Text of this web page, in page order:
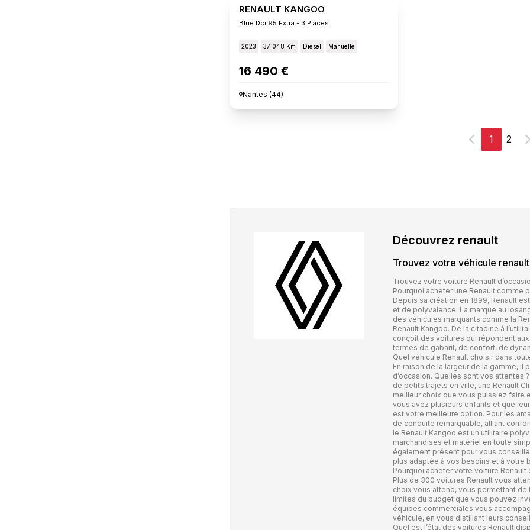
RENAULT KANGOO
Blue Dci 95 Extra - 3 Places
2023 37 048 Km Diesel Manuelle
16 490 €
Nantes (44)
Précédent
1 2
Découvrez renault
Trouvez votre véhicule renault
Trouvez votre voiture Renault
Pourquoi acheter une Renault comme
Depuis sa création en 1899, Renault
et de polyvalence. La marque au
des véhicules marquants comme la
Renault Kangoo. De la citadine à
conçoit des voitures qui répondent
termes de gabarit, de confort, de
Quel véhicule Renault choisir dans
En raison de la largeur de la gamme,
d’occasion. Quelles sont vos attentes
de petits trajets en ville, une Renault
meilleur choix que vous puissiez faire
vous avez plusieurs enfants et que
est votre meilleure option. Pour les
de conduite remarquable, alliant
le Renault Kangoo est un utilitaire
marchandises et matériel en toute
également présent pour vous
plus adaptée à vos besoins et à votre
Pourquoi acheter votre voiture Renault
Plus de 300 voitures Renault vous
choix vous attend, vous permettant
limites du budget que vous pouvez
équipes commerciales vous
véhicule, en vous distillant leurs
Quel est l’état des voitures Renault